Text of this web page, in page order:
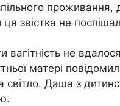
звістка не
вагітність не
матері
світло. Даша з